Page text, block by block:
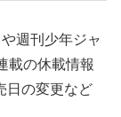
週刊少年ジャ
載の休載情報
日の変更など